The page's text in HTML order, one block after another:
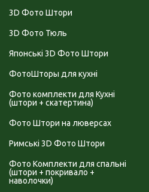
3D Фото Штори
3D Фото Тюль
Японські 3D Фото Штори
ФотоШторы для кухні
Фото комплекти для Кухні
(штори + скатертина)
Фото Штори на люверсах
Римські 3D Фото Штори
Фото Комплекти для спальні
(штори + покривало +
наволочки)